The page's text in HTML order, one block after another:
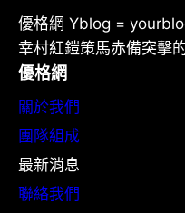
優格網 Yblog =
幸村紅鎧策馬赤備突擊
優格網
關於我們
團隊組成
最新消息
聯絡我們